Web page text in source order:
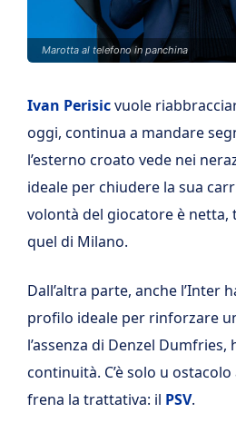
Marotta al telefono in panchina
Ivan Perisicvuole
oggi, continua a mandare
l’esterno croato vede nei
ideale per chiudere la sua
volontà del giocatore è
quel di Milano.
Dall’altra parte, anche l’Inter
profilo ideale per rinforzare
l’assenza di Denzel
continuità. C’è solo u
frena la trattativa: il PSV.